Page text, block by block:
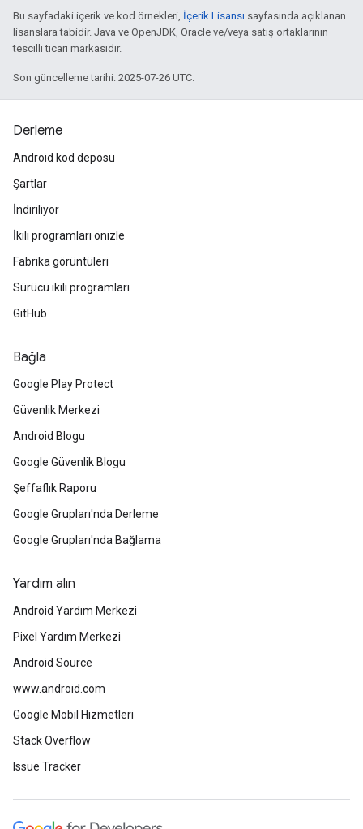
Bu sayfadaki içerik ve kod örnekleri, İçerik Lisansı sayfasında açıklanan
lisanslara tabidir. Java ve OpenJDK, Oracle ve/veya satış ortaklarının
tescilli ticari markasıdır.
Son güncelleme tarihi: 2025-07-26 UTC.
Derleme
Android kod deposu
Şartlar
İndiriliyor
İkili programları önizle
Fabrika görüntüleri
Sürücü ikili programları
GitHub
Bağla
Google Play Protect
Güvenlik Merkezi
Android Blogu
Google Güvenlik Blogu
Şeffaflık Raporu
Google Grupları'nda Derleme
Google Grupları'nda Bağlama
Yardım alın
Android Yardım Merkezi
Pixel Yardım Merkezi
Android Source
www.android.com
Google Mobil Hizmetleri
Stack Overflow
Issue Tracker